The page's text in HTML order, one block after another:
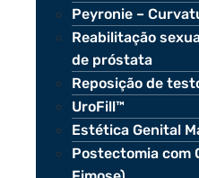
Peyronie –
Reabilitação
de próstata
Reposição de
UroFill™
Estética Genital
Postectomia com